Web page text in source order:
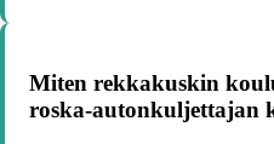
Miten rekkakuskin
roska-autonkuljettajan